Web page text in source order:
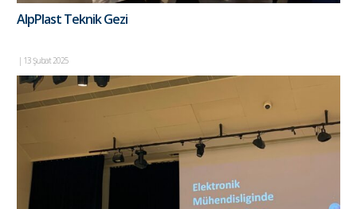
AlpPlast Teknik Gezi
| 13 Şubat 2025